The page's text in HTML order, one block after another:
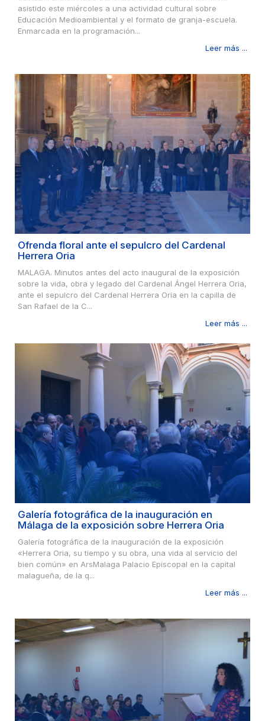
asistido este miércoles a una actividad cultural sobre
Educación Medioambiental y el formato de granja-escuela.
Enmarcada en la programación...
Leer más ...
Ofrenda floral ante el sepulcro del Cardenal
Herrera Oria
MALAGA. Minutos antes del acto inaugural de la exposición
sobre la vida, obra y legado del Cardenal Ángel Herrera Oria,
ante el sepulcro del Cardenal Herrera Oria en la capilla de
San Rafael de la C...
Leer más ...
Galería fotográfica de la inauguración en
Málaga de la exposición sobre Herrera Oria
Galería fotográfica de la inauguración de la exposición
«Herrera Oria, su tiempo y su obra, una vida al servicio del
bien común» en ArsMalaga Palacio Episcopal en la capital
malagueña, de la q...
Leer más ...